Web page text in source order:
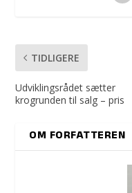
TIDLIGERE
Udviklingsrådet sætter
krogrunden til salg – pris
OM FORFATTEREN